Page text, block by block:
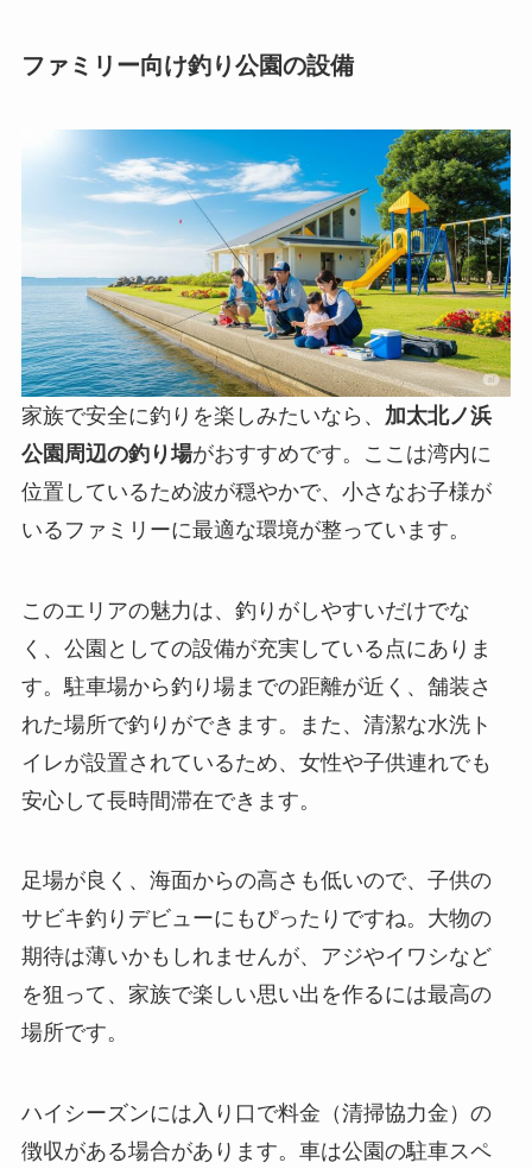
ファミリー向け釣り公園の設備
家族で安全に釣りを楽しみたいなら、 加太北ノ浜
公園周辺の釣り場がおすすめです。ここは湾内に
位置しているため波が穏やかで、小さなお子様が
いるファミリーに最適な環境が整っています。
このエリアの魅力は、釣りがしやすいだけでな
く、公園としての設備が充実している点にありま
す。駐車場から釣り場までの距離が近く、舗装さ
れた場所で釣りができます。また、 清潔な水洗ト
イレが設置されているため、女性や子供連れでも
安心して長時間滞在できます。
足場が良く、海面からの高さも低いので、子供の
サビキ釣りデビューにもぴったりですね。大物の
期待は薄いかもしれませんが、アジやイワシなど
を狙って、家族で楽しい思い出を作るには最高の
場所です。
ハイシーズンには入り口で料金（清掃協力金）の
徴収がある場合があります。車は公園の駐車スペ